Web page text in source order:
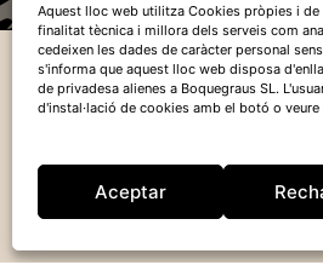
Aquest lloc web utilitza Cookies pròpies i
finalitat tècnica i millora dels serveis com
cedeixen les dades de caràcter personal
s'informa que aquest lloc web disposa
de privadesa alienes a Boquegraus SL.
d'instal·lació de cookies amb el botó o veure
Aceptar